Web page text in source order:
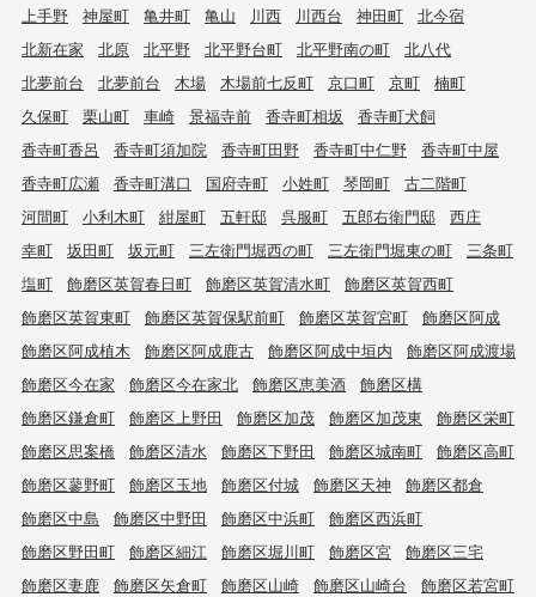
上手野
神屋町 亀井町 亀山 川西 川西台 神田町
北今宿
北新在家
北原 北平野 北平野台町 北平野南の町
北八代
北夢前台
北夢前台 木場 木場前七反町 京口町 京町
楠町
久保町
栗山町 車崎 景福寺前 香寺町相坂
香寺町犬飼
香寺町香呂
香寺町須加院 香寺町田野 香寺町中仁野
香寺町中屋
香寺町広瀬
香寺町溝口 国府寺町 小姓町 琴岡町
古二階町
河間町
小利木町 紺屋町 五軒邸 呉服町 五郎右衛門邸
西庄
幸町
坂田町 坂元町 三左衛門堀西の町 三左衛門堀東の町
三条町
塩町
飾磨区英賀春日町 飾磨区英賀清水町
飾磨区英賀西町
飾磨区英賀東町
飾磨区英賀保駅前町 飾磨区英賀宮町
飾磨区阿成
飾磨区阿成植木
飾磨区阿成鹿古 飾磨区阿成中垣内
飾磨区阿成渡場
飾磨区今在家
飾磨区今在家北 飾磨区恵美酒
飾磨区構
飾磨区鎌倉町
飾磨区上野田 飾磨区加茂 飾磨区加茂東
飾磨区栄町
飾磨区思案橋
飾磨区清水 飾磨区下野田 飾磨区城南町
飾磨区高町
飾磨区蓼野町
飾磨区玉地 飾磨区付城 飾磨区天神
飾磨区都倉
飾磨区中島
飾磨区中野田 飾磨区中浜町
飾磨区西浜町
飾磨区野田町
飾磨区細江 飾磨区堀川町 飾磨区宮
飾磨区三宅
飾磨区妻鹿
飾磨区矢倉町 飾磨区山崎 飾磨区山崎台
飾磨区若宮町